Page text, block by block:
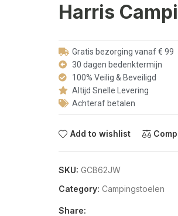
Harris
Gratis bezorging vanaf € 99
30 dagen bedenktermijn
100% Veilig & Beveiligd
Altijd Snelle Levering
Achteraf betalen
Add to wishlist
SKU: GCB62JW
Category: Campingstoelen
Share: